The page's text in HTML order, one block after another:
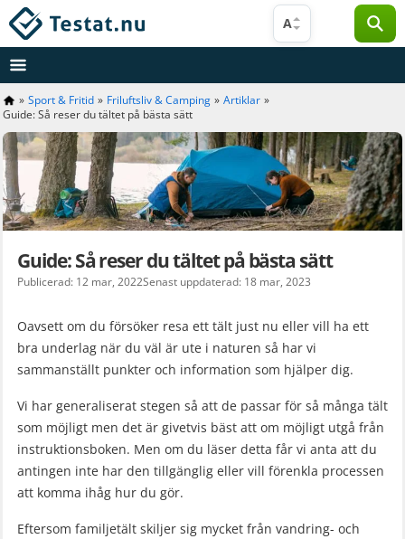
Hoppa
till
innehåll
A
» Sport & Fritid » Friluftsliv & Camping » Artiklar »
Guide: Så reser du tältet på bästa sätt
Guide: Så reser du tältet på bästa sätt
Publicerad: 12 mar, 2022Senast uppdaterad: 18 mar, 2023
Oavsett om du försöker resa ett tält just nu eller vill ha ett
bra underlag när du väl är ute i naturen så har vi
sammanställt punkter och information som hjälper dig.
Vi har generaliserat stegen så att de passar för så många tält
som möjligt men det är givetvis bäst att om möjligt utgå från
instruktionsboken. Men om du läser detta får vi anta att du
antingen inte har den tillgänglig eller vill förenkla processen
att komma ihåg hur du gör.
Eftersom familjetält skiljer sig mycket från vandring- och